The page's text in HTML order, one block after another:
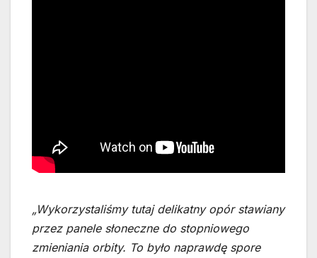
„Wykorzystaliśmy tutaj delikatny opór stawiany
przez panele słoneczne do stopniowego
zmieniania orbity. To było naprawdę spore